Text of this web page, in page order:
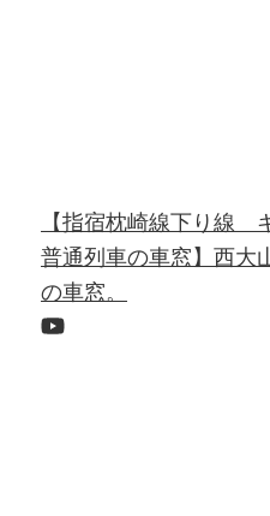
【指宿枕崎線下り線
普通列車の車窓】西大
の車窓。